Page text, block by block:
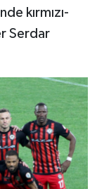
kırmızı-
Serdar